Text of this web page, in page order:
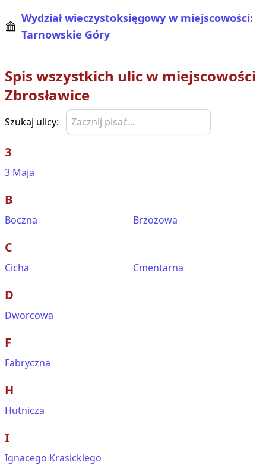
Wydział wieczystoksięgowy w miejscowości:
Tarnowskie Góry
Spis wszystkich ulic w miejscowości
Zbrosławice
Szukaj ulicy:
3
3 Maja
B
Boczna Brzozowa
C
Cicha Cmentarna
D
Dworcowa
F
Fabryczna
H
Hutnicza
I
Ignacego Krasickiego